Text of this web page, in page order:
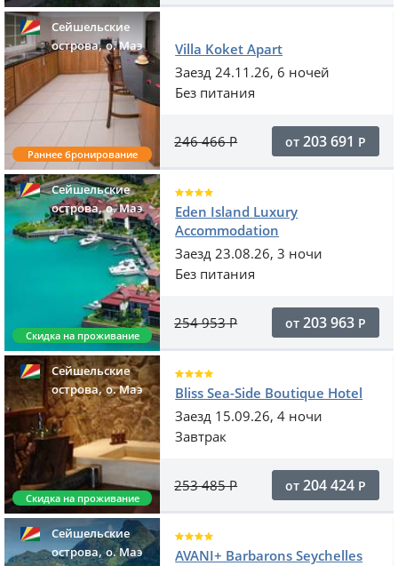
Сейшельские
острова,o. Маэ
Раннее бронирование
Villa Koket Apart
Заезд 24.11.26, 6 ночей
Без питания
246 466Р от 203 691 Р
Сейшельские
острова,o. Маэ
Скидка на проживание
Eden Island Luxury
Accommodation
Заезд 23.08.26, 3 ночи
Без питания
254 953Р от 203 963 Р
Сейшельские
острова,o. Маэ
Скидка на проживание
Bliss Sea-Side Boutique Hotel
Заезд 15.09.26, 4 ночи
Завтрак
253 485Р от 204 424 Р
Сейшельские
острова,o. Маэ
AVANI+ Barbarons Seychelles